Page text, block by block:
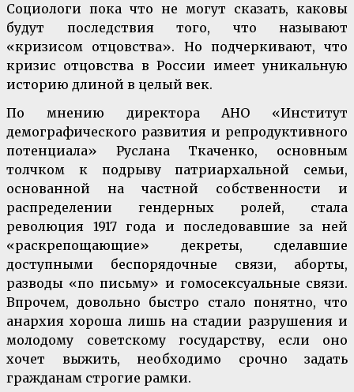
Социологи пока что не могут сказать, каковы
будут последствия того, что называют
«кризисом отцовства». Но подчеркивают, что
кризис отцовства в России имеет уникальную
историю длиной в целый век.
По мнению директора АНО «Институт
демографического развития и репродуктивного
потенциала» Руслана Ткаченко, основным
толчком к подрыву патриархальной семьи,
основанной на частной собственности и
распределении гендерных ролей, стала
революция 1917 года и последовавшие за ней
«раскрепощающие» декреты, сделавшие
доступными беспорядочные связи, аборты,
разводы «по письму» и гомосексуальные связи.
Впрочем, довольно быстро стало понятно, что
анархия хороша лишь на стадии разрушения и
молодому советскому государству, если оно
хочет выжить, необходимо срочно задать
гражданам строгие рамки.